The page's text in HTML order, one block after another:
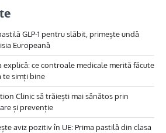
GLP-1 pentru slăbit, primește undă
Europeană
explică: ce controale medicale merită făcute
te simți bine
Clinic să trăiești mai sănătos prin
și prevenție
aviz pozitiv în UE: Prima pastilă din clasa